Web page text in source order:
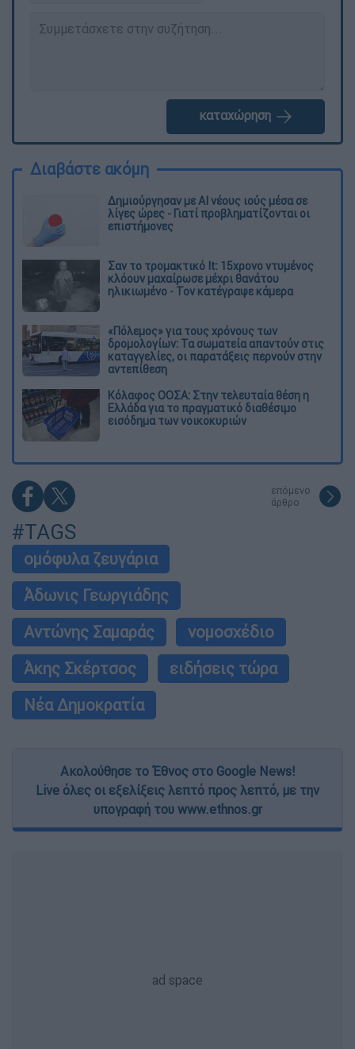
καταχώρηση
Διαβάστε ακόμη
Δημιούργησαν με AI νέους ιούς μέσα σε
λίγες ώρες - Γιατί προβληματίζονται οι
επιστήμονες
Σαν το τρομακτικό It: 15χρονο ντυμένος
κλόουν μαχαίρωσε μέχρι θανάτου
ηλικιωμένο - Τον κατέγραψε κάμερα
«Πόλεμος» για τους χρόνους των
δρομολογίων: Τα σωματεία απαντούν στις
καταγγελίες, οι παρατάξεις περνούν στην
αντεπίθεση
Κόλαφος ΟΟΣΑ: Στην τελευταία θέση η
Ελλάδα για το πραγματικό διαθέσιμο
εισόδημα των νοικοκυριών
επόμενο
άρθρο
#TAGS
ομόφυλα ζευγάρια
Άδωνις Γεωργιάδης
Αντώνης Σαμαράς
νομοσχέδιο
Άκης Σκέρτσος
ειδήσεις τώρα
Νέα Δημοκρατία
Ακολούθησε το Έθνος στο Google News!
Live όλες οι εξελίξεις λεπτό προς λεπτό, με την
υπογραφή του www.ethnos.gr